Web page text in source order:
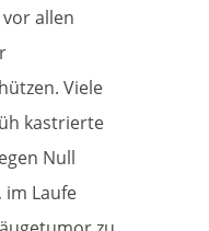
allen
Viele
kastrierte
Null
im Laufe